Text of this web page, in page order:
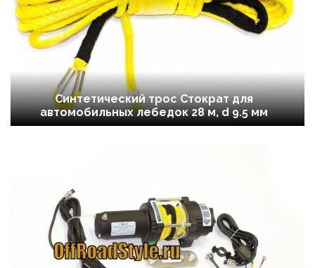
Синтетический трос Стократ для
автомобильных лебедок 28 м, d 9.5 мм